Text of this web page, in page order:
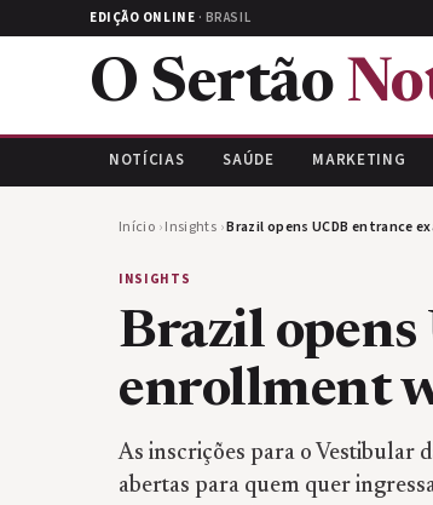
EDIÇÃO ONLINE · BRASIL
O Sertão
NOTÍCIAS SAÚDE MARKETING
Início ›Insights ›Brazil opens UCDB entrance
INSIGHTS
Brazil
enrollment
As inscrições para o Vestibular
abertas para quem quer